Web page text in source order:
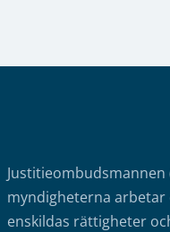
myndigheterna arbetar
enskildas rättigheter